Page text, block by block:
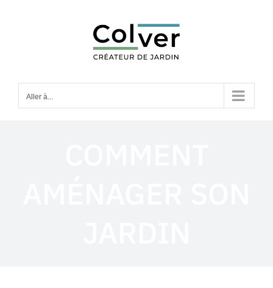
Aller à...